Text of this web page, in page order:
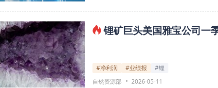
锂矿巨头美国雅宝公司一
#净利润 #业绩报
#锂
自然资源部
2026-05-11